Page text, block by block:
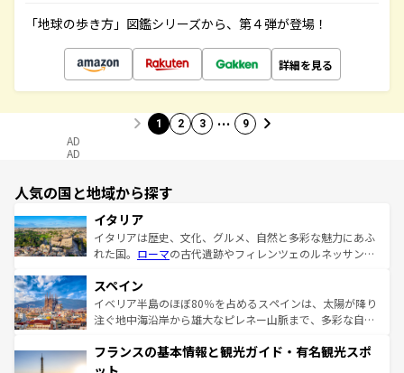
「地球の歩き方」図鑑シリーズから、第４弾が登場！
詳細を見る
1 2 3 … 9
AD
AD
人気の国と地域から探す
イタリア
イタリアは歴史、文化、グルメ、自然と多彩な魅力にあふ
れた国。 ローマの古代遺跡やフィレンツェのルネッサンス
ろん、トスカーナの美しい田園風景やアマルフィ海岸の絶
景など、自然景観も見逃せない。観光の合間には、本場の
ピザやパスタなど、絶品のイタリア料理を堪能することも
ませてくれるイタリアで、忘れられない旅をしてみよう！
なお、新着のイタリア情報は
スペイン
イベリア半島のほぼ80％を占めるスペインは、太陽が降り
注ぐ地中海沿岸から雄大なピレネー山脈まで、多彩な自然
文化が根付くこの国では、情熱的なフラメンコ、熱気あふ
れる闘牛、そして美味しいタパスが生活の一部となってい
フランスの基本情報と観光ガイド・有名観光スポ